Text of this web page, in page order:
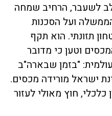
לשעבר, הרחיב שמחה
ועל הסכנות
תזונתי. הוא תקף
וטען כי מדובר
"בזמן שבארה"ב
ישראל מורידה מכסים.
כלכלי, חוץ מאולי לעזור